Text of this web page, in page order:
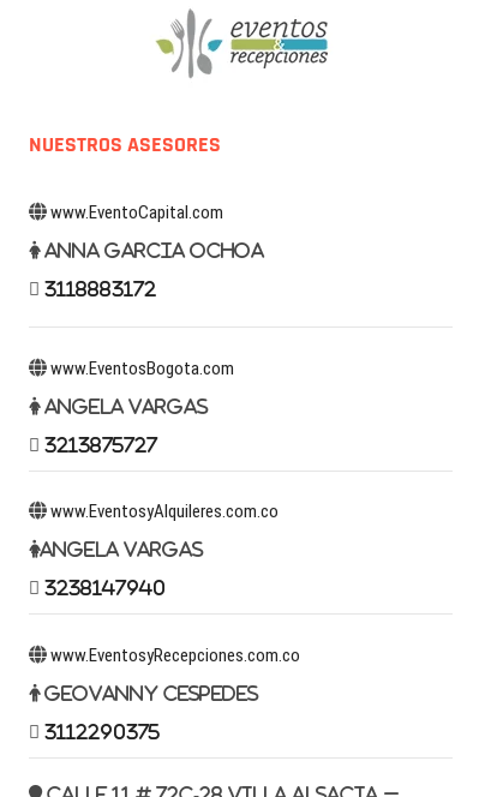
NUESTROS ASESORES
www.EventoCapital.com
Anna Garcia Ochoa
3118883172
www.EventosBogota.com
Angela Vargas
3213875727
www.EventosyAlquileres.com.co
Angela Vargas
3238147940
www.EventosyRecepciones.com.co
Geovanny Cespedes
3112290375